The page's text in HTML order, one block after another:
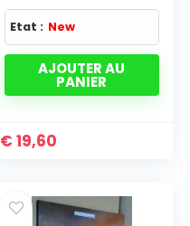
Etat : New
AJOUTER AU
PANIER
€ 19,60